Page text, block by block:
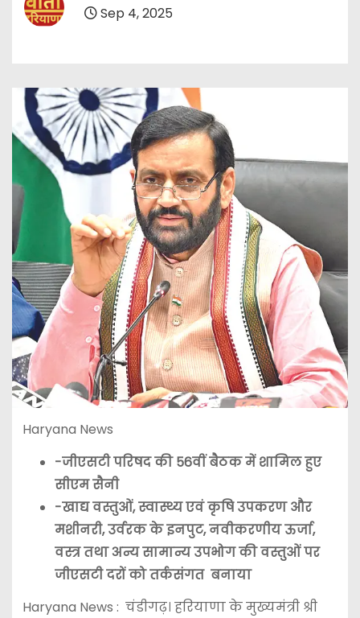
Sep 4, 2025
Haryana News
-जीएसटी परिषद की 56वीं बैठक में शामिल हुए
सीएम सैनी
-खाद्य वस्तुओं, स्वास्थ्य एवं कृषि उपकरण और
मशीनरी, उर्वरक के इनपुट, नवीकरणीय ऊर्जा,
वस्त्र तथा अन्य सामान्य उपभोग की वस्तुओं पर
जीएसटी दरों को तर्कसंगत बनाया
Haryana News : चंडीगढ़। हरियाणा के मुख्यमंत्री श्री